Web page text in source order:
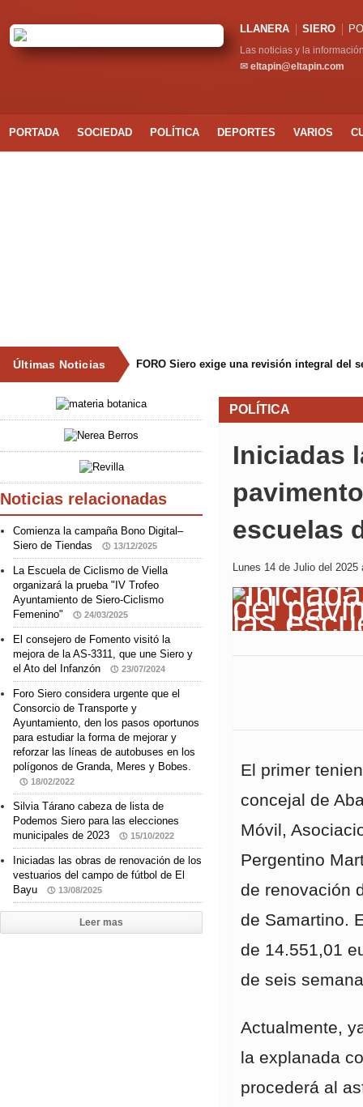
LLANERA SIERO
Las noticias y la
✉ eltapin@eltapin.com
PORTADA SOCIEDAD POLÍTICA DEPORTES VARIOS
Últimas Noticias FORO Siero exige una revisión integral del
POLÍTICA
Iniciadas
escuelas
Lunes 14 de Julio del 2025
El primer
concejal de
Móvil,
Pergentino
de renovación
de Samartino.
de 14.551,01
de seis
Actualmente,
la explanada
procederá al
Noticias relacionadas
Comienza la campaña Bono Digital–
Siero de Tiendas
13/12/2025
La Escuela de Ciclismo de Viella
organizará la prueba "IV Trofeo
Ayuntamiento de Siero-Ciclismo
Femenino"
24/03/2025
El consejero de Fomento visitó la
mejora de la AS-3311, que une Siero y
el Ato del Infanzón
23/07/2024
Foro Siero considera urgente que el
Consorcio de Transporte y
Ayuntamiento, den los pasos oportunos
para estudiar la forma de mejorar y
reforzar las líneas de autobuses en los
polígonos de Granda, Meres y Bobes.
18/02/2022
Silvia Tárano cabeza de lista de
Podemos Siero para las elecciones
municipales de 2023
15/10/2022
Iniciadas las obras de renovación de los
vestuarios del campo de fútbol de El
Bayu
13/08/2025
Leer mas